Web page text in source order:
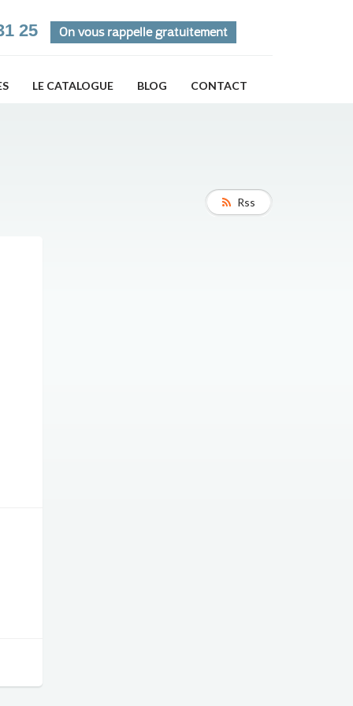
25 On vous rappelle gratuitement
LE CATALOGUE BLOG CONTACT
Rss